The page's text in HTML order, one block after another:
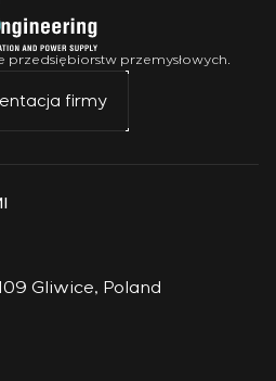
przedsiębiorstw przemysłowych.
firmy
Gliwice, Poland